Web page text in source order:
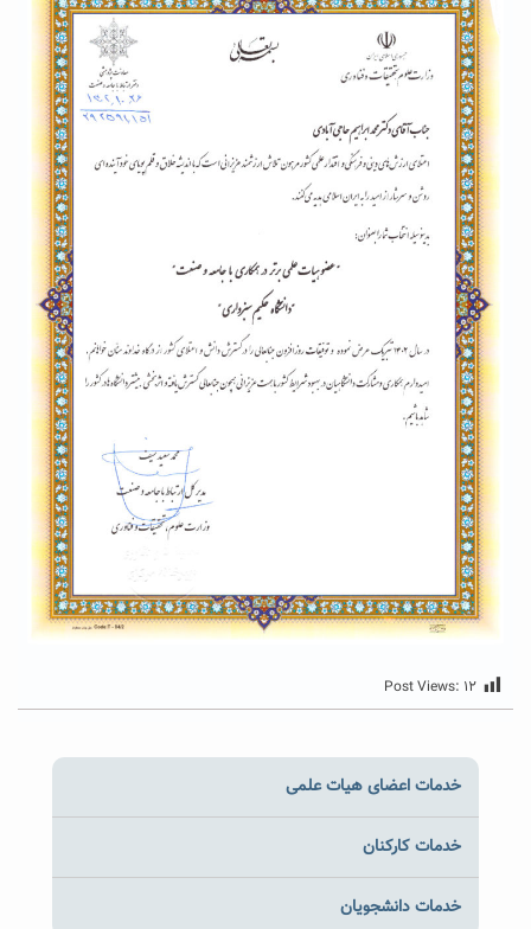
Post Views: ۱۲
خدمات اعضای هیات علمی
خدمات کارکنان
خدمات دانشجویان